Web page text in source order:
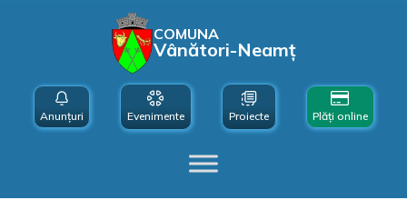
COMUNA
Vânători-Neamț
Anunțuri Evenimente Proiecte Plăți online